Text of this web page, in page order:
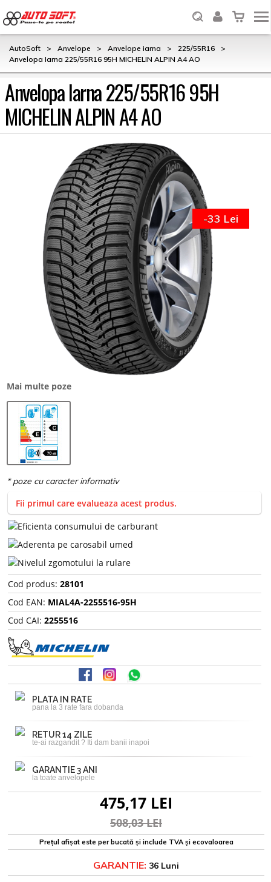
AutoSoft > Anvelope > Anvelope iarna > 225/55R16
>
Anvelopa Iarna 225/55R16 95H MICHELIN ALPIN A4 AO
Anvelopa Iarna 225/55R16 95H
MICHELIN ALPIN A4 AO
Mai multe poze
-33 Lei
Fii primul care evalueaza acest produs.
Cod produs: 28101
Cod EAN: MIAL4A-2255516-95H
Cod CAI: 2255516
PLATA IN RATE
pana la 3 rate fara dobanda
RETUR 14 ZILE
te-ai razgandit ? Iti dam banii inapoi
GARANTIE 3 ANI
la toate anvelopele
475,17 LEI
508,03 LEI
Prețul afișat este per bucată și include TVA și ecovaloarea
GARANTIE: 36 Luni